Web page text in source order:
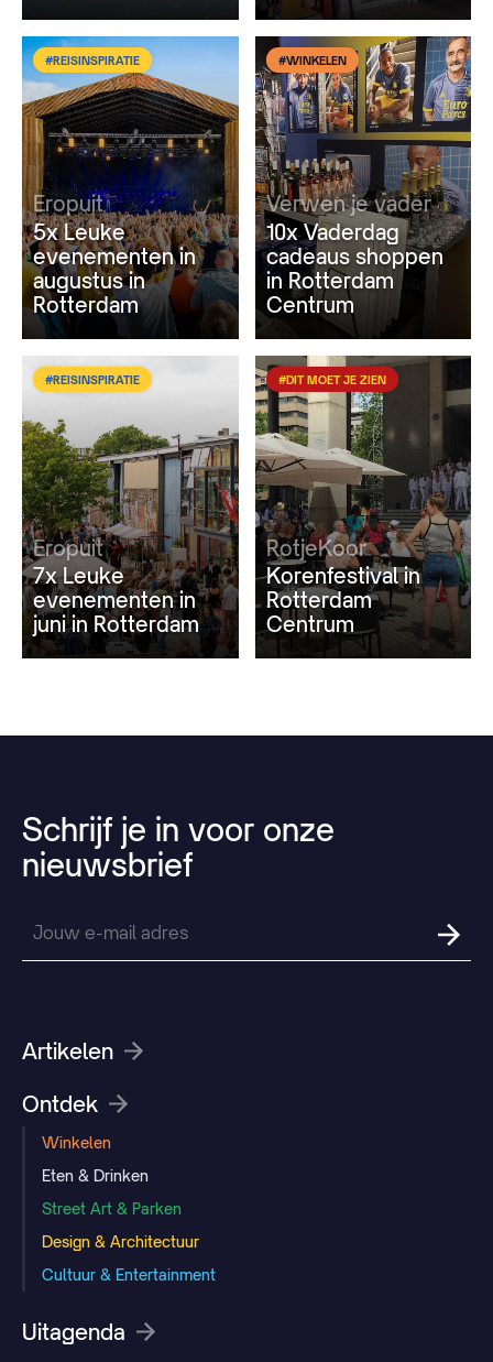
#REISINSPIRATIE
Eropuit
5x Leuke
evenementen in
augustus in
Rotterdam
#WINKELEN
Verwen je vader
10x Vaderdag
cadeaus shoppen
in Rotterdam
Centrum
#REISINSPIRATIE
Eropuit
7x Leuke
evenementen in
juni in Rotterdam
#DIT MOET JE ZIEN
RotjeKoor
Korenfestival in
Rotterdam
Centrum
Schrijf je in voor onze
nieuwsbrief
Artikelen
Ontdek
Winkelen
Eten & Drinken
Street Art & Parken
Design & Architectuur
Cultuur & Entertainment
Uitagenda